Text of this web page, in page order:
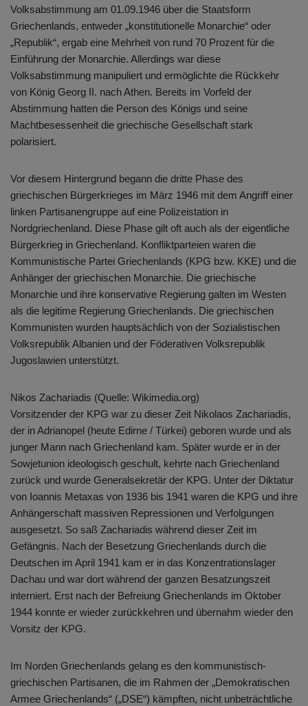
Volksabstimmung am 01.09.1946 über die Staatsform
Griechenlands, entweder „konstitutionelle Monarchie“ oder
„Republik“, ergab eine Mehrheit von rund 70 Prozent für die
Einführung der Monarchie. Allerdings war diese
Volksabstimmung manipuliert und ermöglichte die Rückkehr
von König Georg II. nach Athen. Bereits im Vorfeld der
Abstimmung hatten die Person des Königs und seine
Machtbesessenheit die griechische Gesellschaft stark
polarisiert.
Vor diesem Hintergrund begann die dritte Phase des
griechischen Bürgerkrieges im März 1946 mit dem Angriff einer
linken Partisanengruppe auf eine Polizeistation in
Nordgriechenland. Diese Phase gilt oft auch als der eigentliche
Bürgerkrieg in Griechenland. Konfliktparteien waren die
Kommunistische Partei Griechenlands (KPG bzw. KKE) und die
Anhänger der griechischen Monarchie. Die griechische
Monarchie und ihre konservative Regierung galten im Westen
als die legitime Regierung Griechenlands. Die griechischen
Kommunisten wurden hauptsächlich von der Sozialistischen
Volksrepublik Albanien und der Föderativen Volksrepublik
Jugoslawien unterstützt.
Nikos Zachariadis (Quelle: Wikimedia.org)
Vorsitzender der KPG war zu dieser Zeit Nikolaos Zachariadis,
der in Adrianopel (heute Edirne / Türkei) geboren wurde und als
junger Mann nach Griechenland kam. Später wurde er in der
Sowjetunion ideologisch geschult, kehrte nach Griechenland
zurück und wurde Generalsekretär der KPG. Unter der Diktatur
von Ioannis Metaxas von 1936 bis 1941 waren die KPG und ihre
Anhängerschaft massiven Repressionen und Verfolgungen
ausgesetzt. So saß Zachariadis während dieser Zeit im
Gefängnis. Nach der Besetzung Griechenlands durch die
Deutschen im April 1941 kam er in das Konzentrationslager
Dachau und war dort während der ganzen Besatzungszeit
interniert. Erst nach der Befreiung Griechenlands im Oktober
1944 konnte er wieder zurückkehren und übernahm wieder den
Vorsitz der KPG.
Im Norden Griechenlands gelang es den kommunistisch-
griechischen Partisanen, die im Rahmen der „Demokratischen
Armee Griechenlands“ („DSE“) kämpften, nicht unbeträchtliche